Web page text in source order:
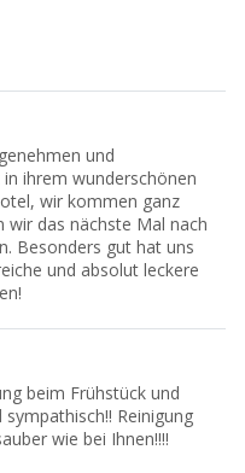
und
ihrem wunderschönen
wir kommen ganz
das nächste Mal nach
Besonders gut hat uns
und absolut leckere
beim Frühstück und
Reinigung
wie bei Ihnen!!!!